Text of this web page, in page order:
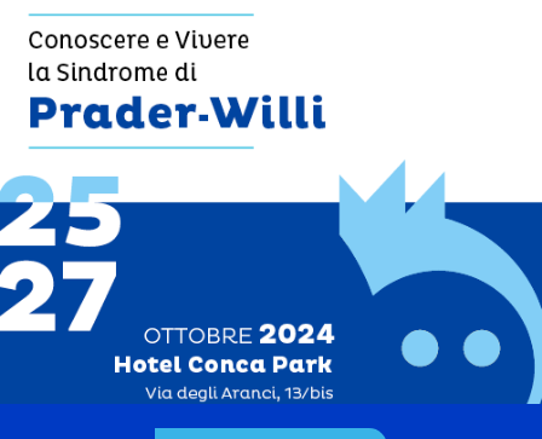
c/o Consorzio La Rada
tel 3388060717
praderwillicampania@libero.it
P.I. 95058030651